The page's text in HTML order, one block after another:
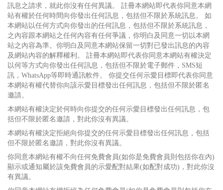
訊息之請求，就此你沒有任何異議。 註冊本網站即代表你同意本網
站有權於任何時間向你發出任何訊息，包括但不限於系統訊息。 如
本網站以任何方式向你發出的任何訊息，包括但不限於系統訊息，
之內容跟本網站之任何內容有任何爭議，你明白及同意一切以本網
站之內容為準。你明白及同意本網站保留一切對已發出訊息的內容
及網站內容的解釋權利。 註冊本網站即代表你同意本網站有權決定
以何等方式向你發出任何訊息，包括但不限於電子郵件，SMS短
訊，WhatsApp等即時通訊軟件。 你提交任何示愛目標即代表你同意
本網站有權代替你向該示愛目標發出任何訊息，包括但不限於匿名
邀請。
本網站有權決定於何時向你提交的任何示愛目標發出任何訊息，包
括但不限於匿名邀請，對此你沒有異議。
本網站有權決定拒絕向你提交的任何示愛目標發出任何訊息，包括
但不限於匿名邀請，對此你沒有異議。
你同意本網站有權不向任何免費會員(如你是免費會員則包括你在內)
顯示或通知屬於該免費會員的示愛配對結果(如配對成功)，對此你沒
有異議。